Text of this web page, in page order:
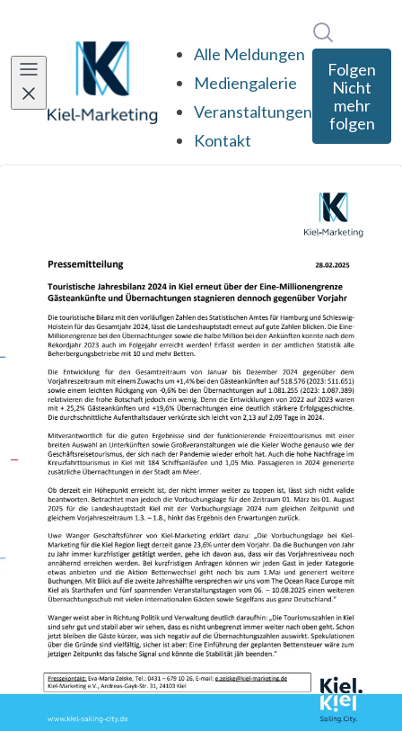
Alle Meldungen
Mediengalerie
Veranstaltungen
Kontakt
Folgen
Nicht
mehr
folgen